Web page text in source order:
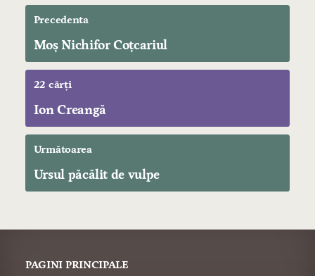
Precedenta
Moş Nichifor Coţcariul
22 cărți
Ion Creangă
Următoarea
Ursul păcălit de vulpe
PAGINI PRINCIPALE